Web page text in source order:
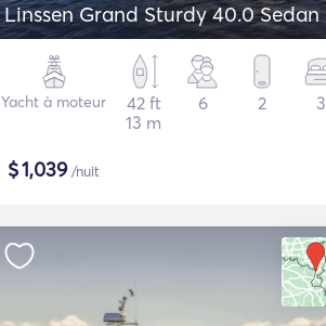
Linssen Grand Sturdy 40.0 Sedan
Yacht à moteur
42 ft
13 m
6 2 3
$1,039/nuit